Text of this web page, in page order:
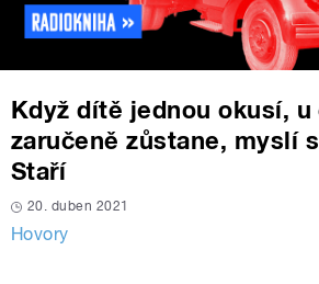
Když dítě jednou okusí, u
zaručeně zůstane, myslí
Staří
20. duben 2021
Hovory